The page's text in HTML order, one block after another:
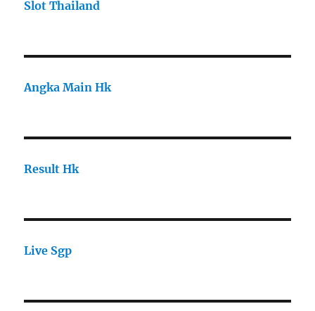
Slot Thailand
Angka Main Hk
Result Hk
Live Sgp